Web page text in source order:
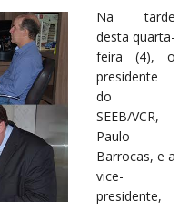
Na tarde
desta quarta-
feira (4), o
presidente
do
SEEB/VCR,
Paulo
Barrocas, e a
vice-
presidente,